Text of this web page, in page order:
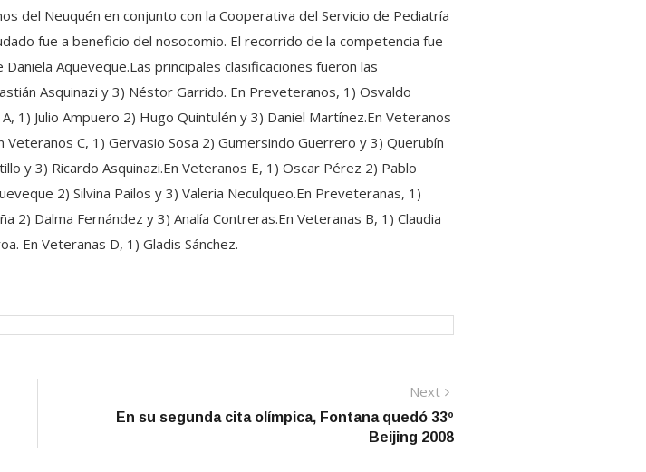
del Neuquén en conjunto con la Cooperativa del Servicio de Pediatría
fue a beneficio del nosocomio. El recorrido de la competencia fue
Aqueveque.Las principales clasificaciones fueron las
Asquinazi y 3) Néstor Garrido. En Preveteranos, 1) Osvaldo
1) Julio Ampuero 2) Hugo Quintulén y 3) Daniel Martínez.En Veteranos
C, 1) Gervasio Sosa 2) Gumersindo Guerrero y 3) Querubín
y 3) Ricardo Asquinazi.En Veteranos E, 1) Oscar Pérez 2) Pablo
2) Silvina Pailos y 3) Valeria Neculqueo.En Preveteranas, 1)
2) Dalma Fernández y 3) Analía Contreras.En Veteranas B, 1) Claudia
En Veteranas D, 1) Gladis Sánchez.
Next
En su segunda cita olímpica, Fontana quedó 33º
Beijing 2008